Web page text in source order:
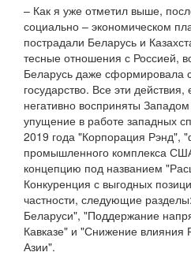
– Как я уже отметил выше,
социально – экономическом
пострадали Беларусь и
тесные отношения с Россией,
Беларусь даже сформировала
государство. Все эти
негативно восприняты
упущение в работе западных
2019 года "Корпорация Рэнд",
промышленного комплекса
концепцию под названием
Конкуренция с выгодных
частности, следующие
Беларуси", "Поддержание
Кавказе" и "Снижение влияния
Азии".